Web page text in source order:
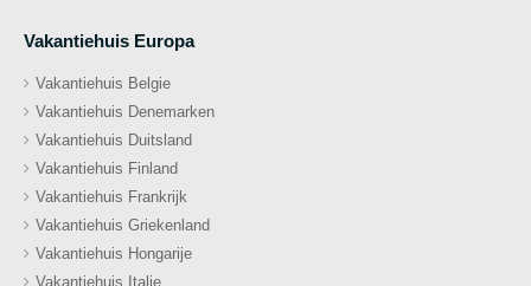
Vakantiehuis Europa
Vakantiehuis Belgie
Vakantiehuis Denemarken
Vakantiehuis Duitsland
Vakantiehuis Finland
Vakantiehuis Frankrijk
Vakantiehuis Griekenland
Vakantiehuis Hongarije
Vakantiehuis Italie